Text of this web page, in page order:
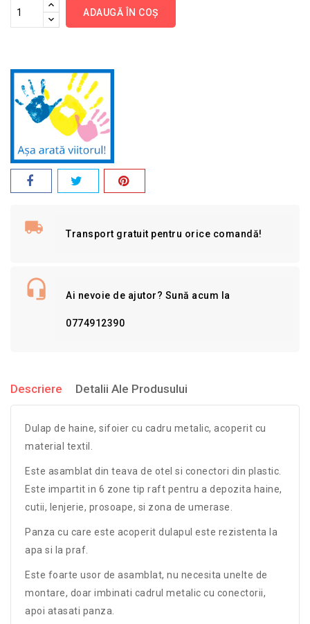
ADAUGĂ ÎN COȘ
Transport gratuit pentru orice comandă!
Ai nevoie de ajutor? Sună acum la
0774912390
Descriere Detalii Ale Produsului
Dulap de haine, sifoier cu cadru metalic, acoperit cu
material textil.
Este asamblat din teava de otel si conectori din plastic.
Este impartit in 6 zone tip raft pentru a depozita haine,
cutii, lenjerie, prosoape, si zona de umerase.
Panza cu care este acoperit dulapul este rezistenta la
apa si la praf.
Este foarte usor de asamblat, nu necesita unelte de
montare, doar imbinati cadrul metalic cu conectorii,
apoi atasati panza.